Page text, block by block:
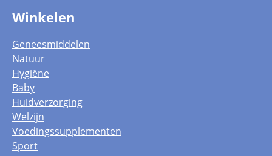
Winkelen
Geneesmiddelen
Natuur
Hygiëne
Baby
Huidverzorging
Welzijn
Voedingssupplementen
Sport